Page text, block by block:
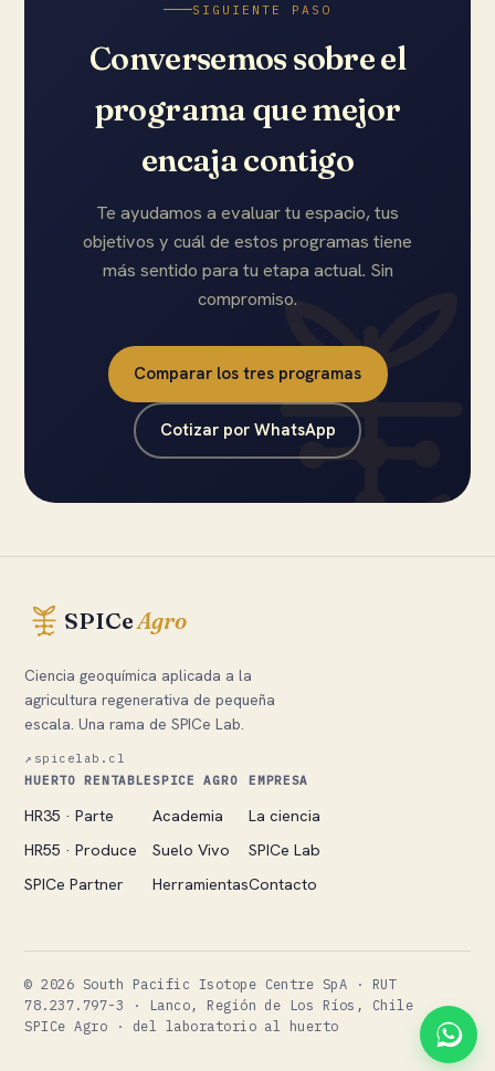
SIGUIENTE PASO
Conversemos sobre el
programa que mejor
encaja contigo
Te ayudamos a evaluar tu espacio, tus
objetivos y cuál de estos programas tiene
más sentido para tu etapa actual. Sin
compromiso.
Comparar los tres programas
Cotizar por WhatsApp
SPICeAgro
Ciencia geoquímica aplicada a la
agricultura regenerativa de pequeña
escala. Una rama de SPICe Lab.
↗ spicelab.cl
HUERTO RENTABLE
HR35 · Parte
HR55 · Produce
SPICe Partner
SPICE AGRO
Academia
Suelo Vivo
Herramientas
EMPRESA
La ciencia
SPICe Lab
Contacto
©2026 South Pacific Isotope Centre SpA · RUT
78.237.797-3 · Lanco, Región de Los Ríos, Chile
SPICe Agro · del laboratorio al huerto